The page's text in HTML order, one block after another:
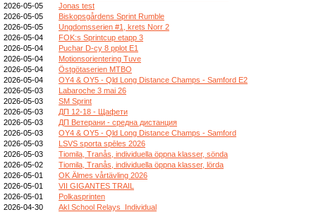
2026-05-05
Jonas test
2026-05-05
Biskopsgårdens Sprint Rumble
2026-05-05
Ungdomsserien #1, krets Norr 2
2026-05-04
FOK:s Sprintcup etapp 3
2026-05-04
Puchar D-cy 8 pplot E1
2026-05-04
Motionsorientering Tuve
2026-05-04
Östgötaserien MTBO
2026-05-04
OY4 & OY5 - Qld Long Distance Champs - Samford E2
2026-05-03
Labaroche 3 mai 26
2026-05-03
SM Sprint
2026-05-03
ДП 12-18 - Щафети
2026-05-03
ДП Ветерани - средна дистанция
2026-05-03
OY4 & OY5 - Qld Long Distance Champs - Samford
2026-05-03
LSVS sporta spēles 2026
2026-05-03
Tiomila, Tranås, individuella öppna klasser, sönda
2026-05-02
Tiomila, Tranås, individuella öppna klasser, lörda
2026-05-01
OK Älmes vårtävling 2026
2026-05-01
VII GIGANTES TRAIL
2026-05-01
Polkasprinten
2026-04-30
Akl School Relays_Individual